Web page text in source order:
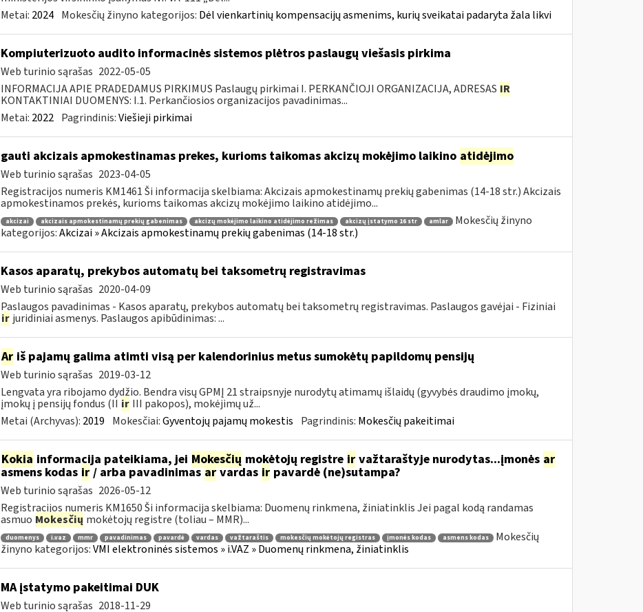
Metai: 2024 Mokesčių žinyno kategorijos: Dėl vienkartinių kompensacijų asmenims, kurių sveikatai padaryta žala likvi
Kompiuterizuoto audito informacinės sistemos plėtros paslaugų viešasis pirkima
Web turinio sąrašas 2022-05-05
INFORMACIJA APIE PRADEDAMUS PIRKIMUS Paslaugų pirkimai I. PERKANČIOJI ORGANIZACIJA, ADRESAS IR
KONTAKTINIAI DUOMENYS: I.1. Perkančiosios organizacijos pavadinimas...
Metai: 2022 Pagrindinis:Viešieji pirkimai
gauti akcizais apmokestinamas prekes, kurioms taikomas akcizų mokėjimo laikino atidėjimo
Web turinio sąrašas 2023-04-05
Registracijos numeris KM1461 Ši informacija skelbiama: Akcizais apmokestinamų prekių gabenimas (14-18 str.) Akcizais
apmokestinamos prekės, kurioms taikomas akcizų mokėjimo laikino atidėjimo...
akcizai akcizais apmokestinamų prekių gabenimas akcizų mokėjimo laikino atidėjimo režimas akcizų įstatymo 16 str amlar
Mokesčių žinyno
kategorijos:Akcizai » Akcizais apmokestinamų prekių gabenimas (14-18 str.)
Kasos aparatų, prekybos automatų bei taksometrų registravimas
Web turinio sąrašas 2020-04-09
Paslaugos pavadinimas - Kasos aparatų, prekybos automatų bei taksometrų registravimas. Paslaugos gavėjai - Fiziniai
ir juridiniai asmenys. Paslaugos apibūdinimas: ...
Ariš pajamų galima atimti visą per kalendorinius metus sumokėtų papildomų pensijų
Web turinio sąrašas 2019-03-12
Lengvata yra ribojamo dydžio. Bendra visų GPMĮ 21 straipsnyje nurodytų atimamų išlaidų (gyvybės draudimo įmokų,
įmokų į pensijų fondus (II ir III pakopos), mokėjimų už...
Metai (Archyvas): 2019 Mokesčiai:Gyventojų pajamų mokestis Pagrindinis: Mokesčių pakeitimai
Kokia informacija pateikiama, jei Mokesčių mokėtojų registre irvažtaraštyje nurodytas...įmonės ar
asmens kodas ir/ arba pavadinimasarvardas irpavardė (ne)sutampa?
Web turinio sąrašas 2026-05-12
Registracijos numeris KM1650 Ši informacija skelbiama: Duomenų rinkmena, žiniatinklis Jei pagal kodą randamas
asmuo Mokesčių mokėtojų registre (toliau – MMR)...
duomenys i.vaz mmr pavadinimas pavardė vardas važtaraštis mokesčių mokėtojų registras įmonės kodas asmens kodas
Mokesčių
žinyno kategorijos:VMI elektroninės sistemos » i.VAZ » Duomenų rinkmena, žiniatinklis
MA įstatymo pakeitimai DUK
Web turinio sąrašas 2018-11-29